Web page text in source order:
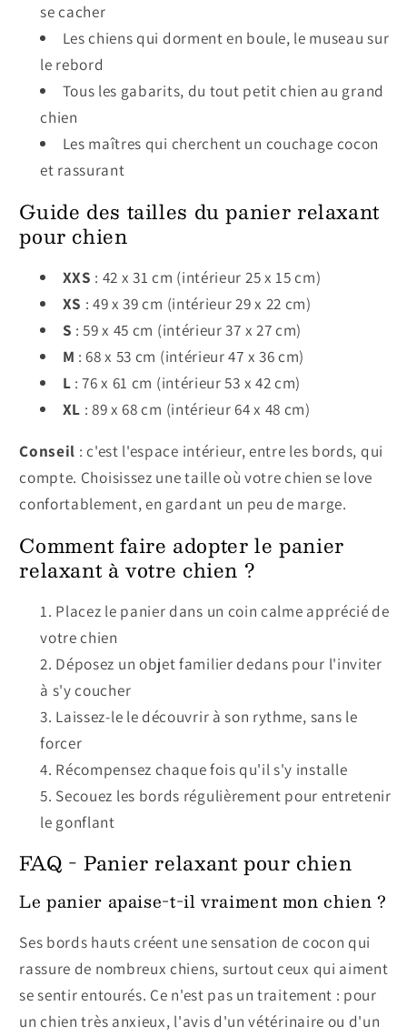
se cacher
Les chiens qui dorment en boule, le museau sur
le rebord
Tous les gabarits, du tout petit chien au grand
chien
Les maîtres qui cherchent un couchage cocon
et rassurant
Guide des tailles du panier relaxant
pour chien
XXS : 42 x 31 cm (intérieur 25 x 15 cm)
XS : 49 x 39 cm (intérieur 29 x 22 cm)
S : 59 x 45 cm (intérieur 37 x 27 cm)
M : 68 x 53 cm (intérieur 47 x 36 cm)
L : 76 x 61 cm (intérieur 53 x 42 cm)
XL : 89 x 68 cm (intérieur 64 x 48 cm)
Conseil : c'est l'espace intérieur, entre les bords, qui
compte. Choisissez une taille où votre chien se love
confortablement, en gardant un peu de marge.
Comment faire adopter le panier
relaxant à votre chien ?
Placez le panier dans un coin calme apprécié de
votre chien
Déposez un objet familier dedans pour l'inviter
à s'y coucher
Laissez-le le découvrir à son rythme, sans le
forcer
Récompensez chaque fois qu'il s'y installe
Secouez les bords régulièrement pour entretenir
le gonflant
FAQ - Panier relaxant pour chien
Le panier apaise-t-il vraiment mon chien ?
Ses bords hauts créent une sensation de cocon qui
rassure de nombreux chiens, surtout ceux qui aiment
se sentir entourés. Ce n'est pas un traitement : pour
un chien très anxieux, l'avis d'un vétérinaire ou d'un